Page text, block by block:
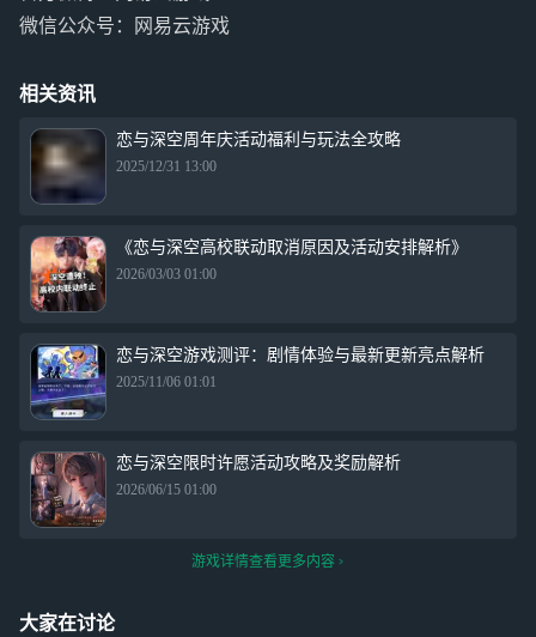
微信公众号：网易云游戏
相关资讯
恋与深空周年庆活动福利与玩法全攻略
2025/12/31 13:00
《恋与深空高校联动取消原因及活动安排解析》
2026/03/03 01:00
恋与深空游戏测评：剧情体验与最新更新亮点解析
2025/11/06 01:01
恋与深空限时许愿活动攻略及奖励解析
2026/06/15 01:00
游戏详情查看更多内容
大家在讨论